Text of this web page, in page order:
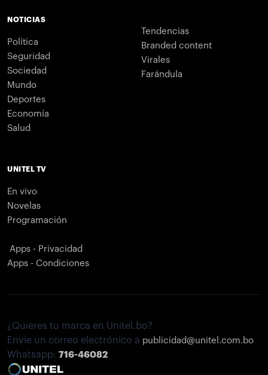
NOTICIAS
Política
Seguridad
Sociedad
Mundo
Deportes
Economía
Salud
Tendencias
Branded content
Virales
Farándula
UNITEL TV
En vivo
Novelas
Programación
Apps - Privacidad
Apps - Condiciones
¿Quieres tu marca en Unitel.bo?
Envíe un correo electrónico a publicidad@unitel.com.bo
Whatsapp: 716-46082